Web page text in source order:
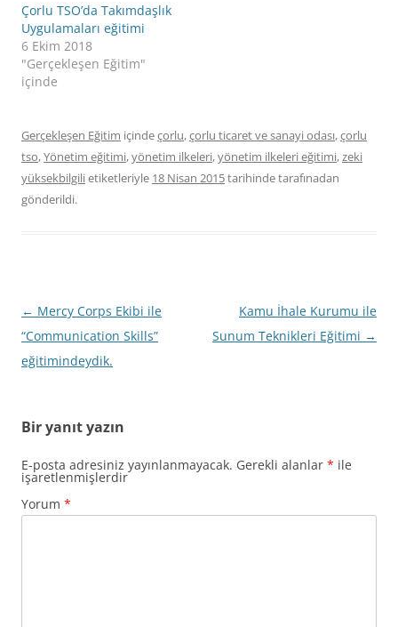
Çorlu TSO’da Takımdaşlık
Uygulamaları eğitimi
6 Ekim 2018
"Gerçekleşen Eğitim"
içinde
Gerçekleşen Eğitim içindeçorlu,çorlu ticaret ve sanayi odası,çorlu
tso,Yönetim eğitimi,yönetim ilkeleri,yönetim ilkeleri eğitimi,zeki
yüksekbilgilietiketleriyle 18 Nisan 2015tarihindetarafınadan
gönderildi.
Yazı
dolaşımı
← Mercy Corps Ekibi ile
“Communication Skills”
eğitimindeydik.
Kamu İhale Kurumu ile
Sunum Teknikleri Eğitimi →
Bir yanıt yazın
E-posta adresiniz yayınlanmayacak. Gerekli alanlar * ile
işaretlenmişlerdir
Yorum *